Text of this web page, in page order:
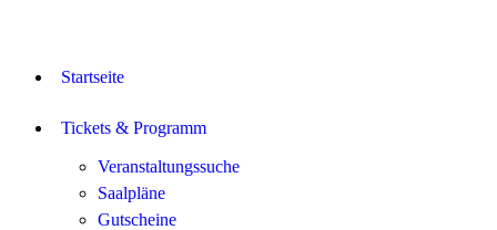
Startseite
Tickets & Programm
Veranstaltungssuche
Saalpläne
Gutscheine